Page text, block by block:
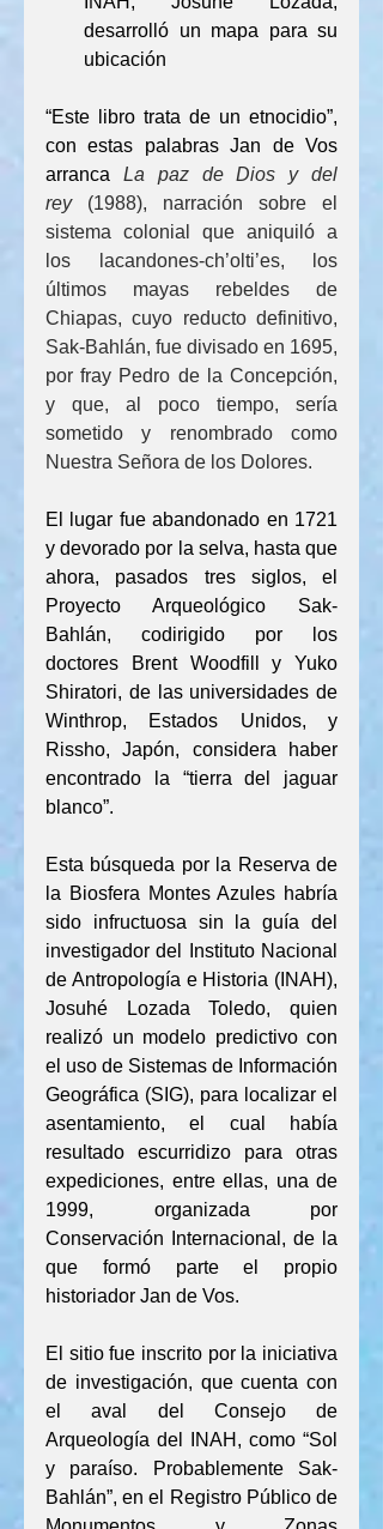
desarrolló un mapa para su
ubicación
“Este libro trata de un etnocidio”,
con estas palabras Jan de Vos
arranca La paz de Dios y del
rey (1988), narración sobre el
sistema colonial que aniquiló a
los lacandones-ch’olti’es, los
últimos mayas rebeldes de
Chiapas, cuyo reducto definitivo,
Sak-Bahlán, fue divisado en 1695,
por fray Pedro de la Concepción,
y que, al poco tiempo, sería
sometido y renombrado como
Nuestra Señora de los Dolores.
El lugar fue abandonado en 1721
y devorado por la selva, hasta que
ahora, pasados tres siglos, el
Proyecto Arqueológico Sak-
Bahlán, codirigido por los
doctores Brent Woodfill y Yuko
Shiratori, de las universidades de
Winthrop, Estados Unidos, y
Rissho, Japón, considera haber
encontrado la “tierra del jaguar
blanco”.
Esta búsqueda por la Reserva de
la Biosfera Montes Azules habría
sido infructuosa sin la guía del
investigador del Instituto Nacional
de Antropología e Historia (INAH),
Josuhé Lozada Toledo, quien
realizó un modelo predictivo con
el uso de Sistemas de Información
Geográfica (SIG), para localizar el
asentamiento, el cual había
resultado escurridizo para otras
expediciones, entre ellas, una de
1999, organizada por
Conservación Internacional, de la
que formó parte el propio
historiador Jan de Vos.
El sitio fue inscrito por la iniciativa
de investigación, que cuenta con
el aval del Consejo de
Arqueología del INAH, como “Sol
y paraíso. Probablemente Sak-
Bahlán”, en el Registro Público de